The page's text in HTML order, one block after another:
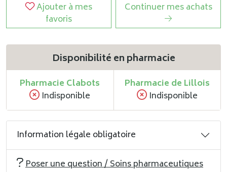
Ajouter à mes
favoris
Continuer mes achats
Disponibilité en pharmacie
Pharmacie Clabots
Indisponible
Pharmacie de Lillois
Indisponible
Information légale obligatoire
Poser une question / Soins pharmaceutiques